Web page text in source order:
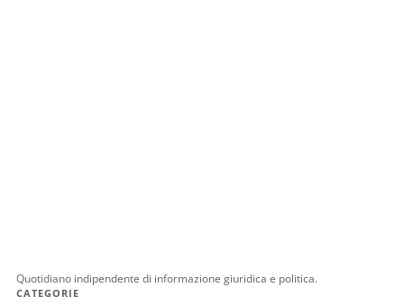
Quotidiano indipendente di informazione giuridica e politica.
CATEGORIE